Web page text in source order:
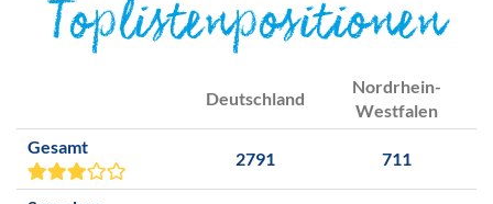
Toplistenpositionen
Deutschland
Nordrhein-
Westfalen
Gesamt
2791 711